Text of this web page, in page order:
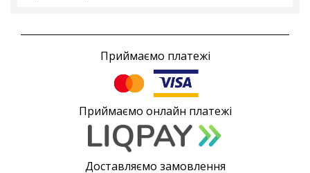
Приймаємо платежі
Приймаємо онлайн платежі
Доставляємо замовлення